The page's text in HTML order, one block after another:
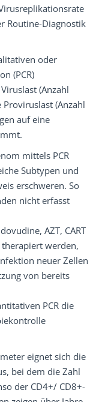
Routine-Diagnostik
oder
(PCR)
(Anzahl
(Anzahl
auf eine
mittels PCR
Subtypen und
erschweren. So
nicht erfasst
AZT, CART
werden,
neuer Zellen
von bereits
PCR die
eignet sich die
bei dem die Zahl
der CD4+/ CD8+-